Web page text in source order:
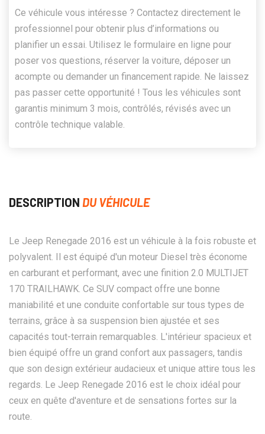
Ce véhicule vous intéresse ? Contactez directement le
professionnel pour obtenir plus d’informations ou
planifier un essai. Utilisez le formulaire en ligne pour
poser vos questions, réserver la voiture, déposer un
acompte ou demander un financement rapide. Ne laissez
pas passer cette opportunité ! Tous les véhicules sont
garantis minimum 3 mois, contrôlés, révisés avec un
contrôle technique valable.
DESCRIPTION DU VÉHICULE
Le Jeep Renegade 2016 est un véhicule à la fois robuste et
polyvalent. Il est équipé d'un moteur Diesel très économe
en carburant et performant, avec une finition 2.0 MULTIJET
170 TRAILHAWK. Ce SUV compact offre une bonne
maniabilité et une conduite confortable sur tous types de
terrains, grâce à sa suspension bien ajustée et ses
capacités tout-terrain remarquables. L'intérieur spacieux et
bien équipé offre un grand confort aux passagers, tandis
que son design extérieur audacieux et unique attire tous les
regards. Le Jeep Renegade 2016 est le choix idéal pour
ceux en quête d'aventure et de sensations fortes sur la
route.